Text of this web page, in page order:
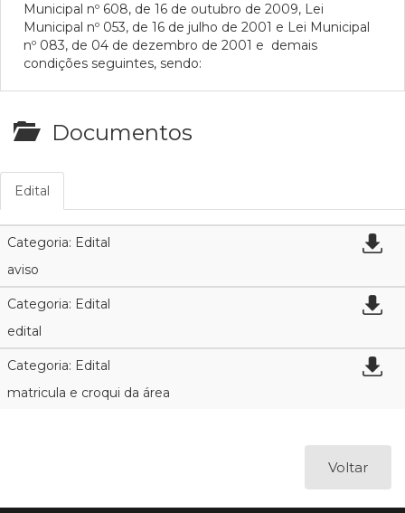
Municipal nº 608, de 16 de outubro de 2009, Lei
Municipal nº 053, de 16 de julho de 2001 e Lei Municipal
nº 083, de 04 de dezembro de 2001 e demais
condições seguintes, sendo:
Documentos
Edital
Categoria: Edital
aviso
Categoria: Edital
edital
Categoria: Edital
matricula e croqui da área
Voltar